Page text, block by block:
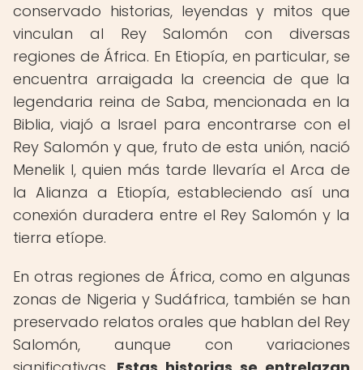
conservado historias, leyendas y mitos que
vinculan al Rey Salomón con diversas
regiones de África. En Etiopía, en particular, se
encuentra arraigada la creencia de que la
legendaria reina de Saba, mencionada en la
Biblia, viajó a Israel para encontrarse con el
Rey Salomón y que, fruto de esta unión, nació
Menelik I, quien más tarde llevaría el Arca de
la Alianza a Etiopía, estableciendo así una
conexión duradera entre el Rey Salomón y la
tierra etíope.
En otras regiones de África, como en algunas
zonas de Nigeria y Sudáfrica, también se han
preservado relatos orales que hablan del Rey
Salomón, aunque con variaciones